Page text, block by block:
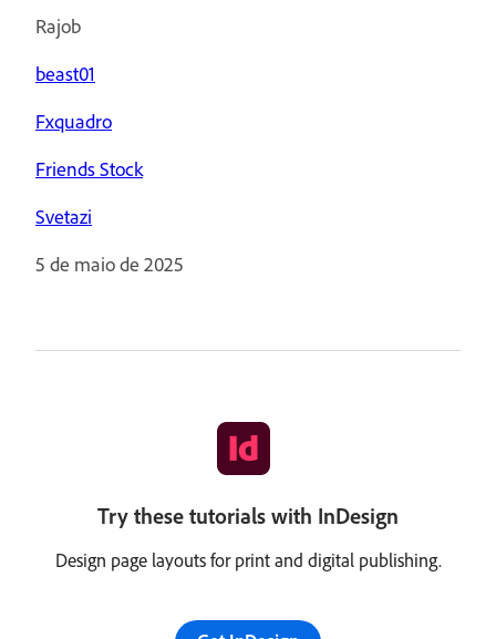
Rajob
beast01
Fxquadro
Friends Stock
Svetazi
5 de maio de 2025
Try these tutorials with InDesign
Design page layouts for print and digital publishing.